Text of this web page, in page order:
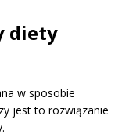
diety
w sposobie
jest to rozwiązanie